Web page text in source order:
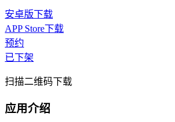
安卓版下载
APP Store下载
预约
已下架
扫描二维码下载
应用介绍